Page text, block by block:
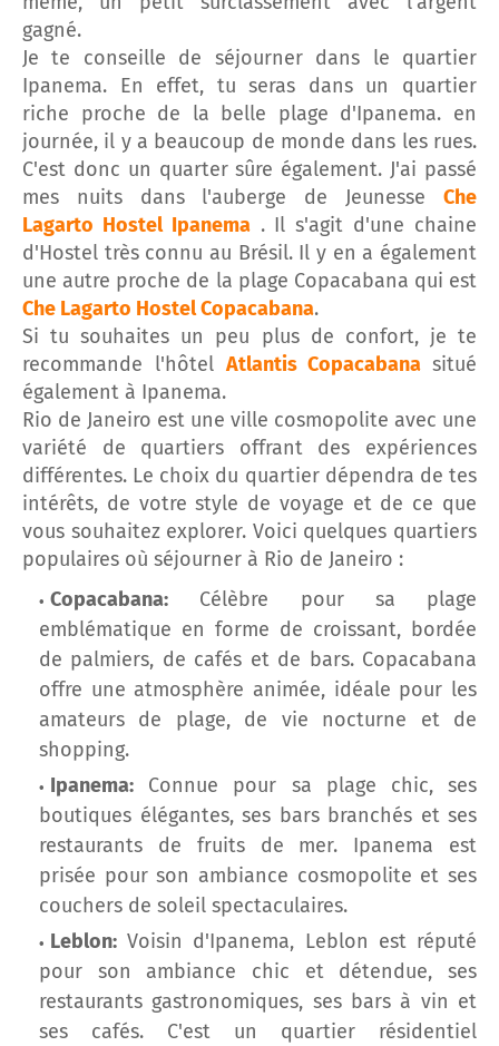
gagné.
Je te conseille de séjourner dans le quartier
Ipanema. En effet, tu seras dans un quartier
riche proche de la belle plage d'Ipanema. en
journée, il y a beaucoup de monde dans les rues.
C'est donc un quarter sûre également. J'ai passé
mes nuits dans l'auberge de Jeunesse Che
Lagarto Hostel Ipanema. Il s'agit d'une chaine
d'Hostel très connu au Brésil. Il y en a également
une autre proche de la plage Copacabana qui est
Che Lagarto Hostel Copacabana.
Si tu souhaites un peu plus de confort, je te
recommande l'hôtelAtlantis Copacabana situé
également à Ipanema.
Rio de Janeiro est une ville cosmopolite avec une
variété de quartiers offrant des expériences
différentes. Le choix du quartier dépendra de tes
intérêts, de votre style de voyage et de ce que
vous souhaitez explorer. Voici quelques quartiers
populaires où séjourner à Rio de Janeiro :
Copacabana: Célèbre pour sa plage
emblématique en forme de croissant, bordée
de palmiers, de cafés et de bars. Copacabana
offre une atmosphère animée, idéale pour les
amateurs de plage, de vie nocturne et de
shopping.
Ipanema: Connue pour sa plage chic, ses
boutiques élégantes, ses bars branchés et ses
restaurants de fruits de mer. Ipanema est
prisée pour son ambiance cosmopolite et ses
couchers de soleil spectaculaires.
Leblon: Voisin d'Ipanema, Leblon est réputé
pour son ambiance chic et détendue, ses
restaurants gastronomiques, ses bars à vin et
ses cafés. C'est un quartier résidentiel